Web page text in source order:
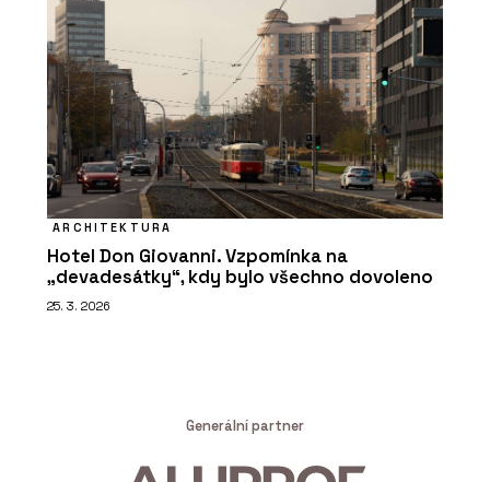
ARCHITEKTURA
Hotel Don Giovanni. Vzpomínka na
„devadesátky“, kdy bylo všechno dovoleno
25. 3. 2026
Generální partner